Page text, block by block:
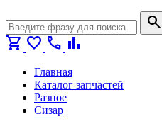
search
shopping_cart favorite call bar_chart
Главная
Каталог запчастей
Разное
Сизар